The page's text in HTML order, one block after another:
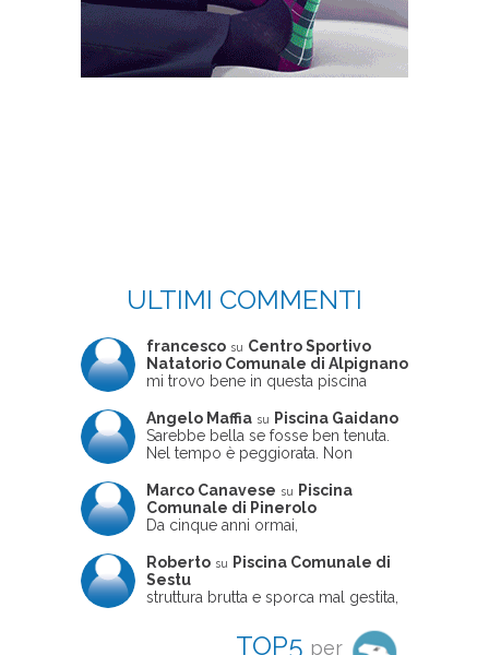
ULTIMI COMMENTI
francesco su Centro Sportivo
Natatorio Comunale di Alpignano
mi trovo bene in questa piscina
Angelo Maffia su
Piscina Gaidano
Sarebbe bella se fosse ben tenuta.
Nel tempo è peggiorata. Non
ne usciva insieme a me non ha
ritrovato le sue scarpe! Peccato
perché potrebbe essere un'ottima
frequentata non magnificamente
Marco Canavese su
Piscina
Comunale di Pinerolo
Da cinque anni ormai,
pomeriggio trascorro cinque-sei ore
in questa magnifica piscina con i miei
due figli che sono letteralmente
piccola, un po' in vasca grande, negli
Roberto su
Piscina Comunale di
Sestu
struttura brutta e sporca mal gestita,
poco professionale. la sconsiglio a
tutti coloro che amano le cose fatte
TOP5 per